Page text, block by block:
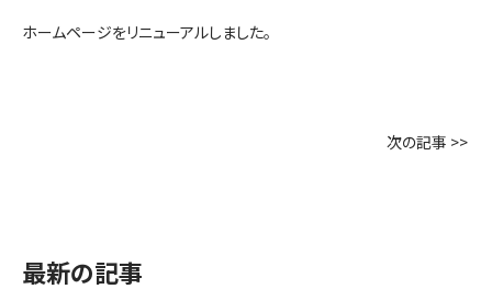
ホームページをリニューアルしました。
次の記事 >>
最新の記事